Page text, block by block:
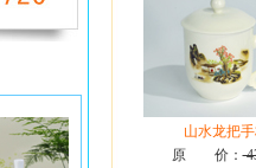
山水龙把
原 价：